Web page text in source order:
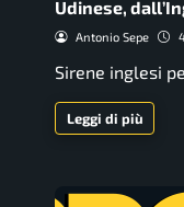
Udinese,
Antonio Sepe
Sirene inglesi
Leggi di più